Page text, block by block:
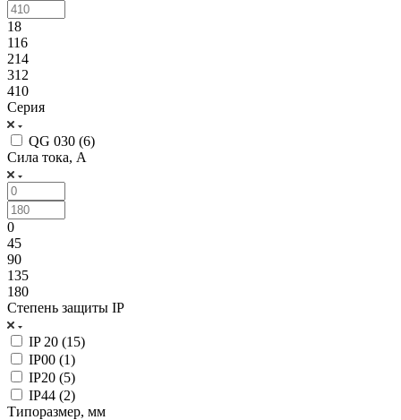
18
116
214
312
410
Серия
QG 030 (6)
Сила тока, А
0
45
90
135
180
Степень защиты IP
IP 20 (15)
IP00 (1)
IP20 (5)
IP44 (2)
Типоразмер, мм